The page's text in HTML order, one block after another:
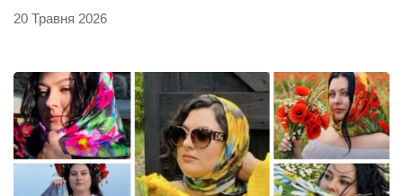
20 Травня 2026